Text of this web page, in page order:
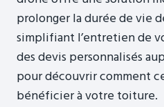
prolonger la durée de vie
simplifiant l’entretien de
des devis personnalisés
pour découvrir comment
bénéficier à votre toiture.